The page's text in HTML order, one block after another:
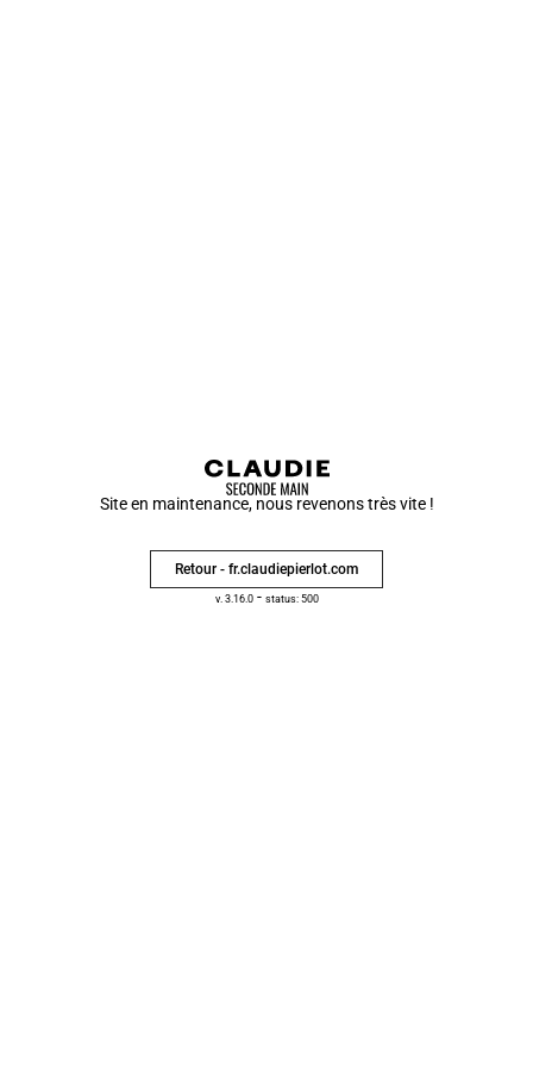
Site en maintenance, nous revenons très vite !
Retour - fr.claudiepierlot.com
v. 3.16.0- status: 500